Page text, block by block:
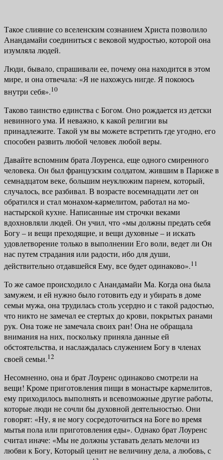
Такое слияние со вселенским сознанием Христа позволило
Анандамайи соединиться с вековой мудростью, которой она
изумляла людей.
Люди, бывало, спрашивали ее, почему она находится в этом
мире, и она отвечала: «Я не нахожусь нигде. Я покоюсь
внутри себя».10
Таково таинство единства с Богом. Оно рождается из детски
невинного ума. И неважно, к какой религии вы
принадлежите. Такой ум вы можете встретить где угодно, его
способен развить любой человек любой веры.
Давайте вспомним брата Лоуренса, еще одного смиренного
человека. Он был французским солдатом, жившим в Париже в
семнадцатом веке, боль­шим неуклюжим парнем, который,
случалось, все разбивал. В возрасте во­семнадцати лет он
обратился и стал монахом-кармелитом, работал на мо­
настырской кухне. Написанные им строчки веками
вдохновляли людей. Он учил, что «мы должны предать себя
Богу – и вещи преходящие, и вещи ду­ховные – и искать
удовлетворение только в выполнении Его воли, ведет ли Он
нас путем страдания или радости, ибо для души,
действительно отдав­шейся Ему, все будет одинаково».11
То же самое происходило с Анандамайи Ма. Когда она была
замужем, и ей нужно было готовить еду и убирать в доме
семьи мужа, она трудилась столь усердно и с такой радостью,
что никто не замечал ее стертых до крови, покрытых ранами
рук. Она тоже не замечала своих ран! Она не обращала
внимания на них, поскольку приняла данные ей
обстоятельства, и наслаж­далась служением Богу в членах
своей семьи.12
Несомненно, она и брат Лоуренс одинаково смотрели на
вещи! Кроме приготовления пищи в монастыре кармелитов,
ему приходилось выполнять и всевозможные другие работы,
которые люди не сочли бы духовной дея­тельностью. Они
говорят: «Ну, я не могу сосредоточиться на Боге во время
мытья пола или приготовления еды». Однако брат Лоуренс
считал иначе: «Мы не должны уставать делать мелочи из
любви к Богу, Который ценит не величину дела, а любовь, с